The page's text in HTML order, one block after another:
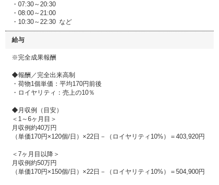
・07:30～20:30
・08:00～21:00
・10:30～22:30 など
給与
※完全成果報酬
◆報酬／完全出来高制
・荷物1個単価：平均170円前後
・ロイヤリティ：売上の10％
◆月収例（目安）
＜1～6ヶ⽉⽬＞
月収例約40万円
（単価170円×120個/日）×22日－（ロイヤリティ10%）＝403,920円
＜7ヶ⽉⽬以降＞
月収例約50万円
（単価170円×150個/日）×22日－（ロイヤリティ10%）＝504,900円